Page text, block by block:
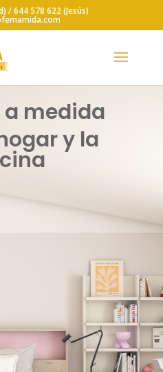
/644 578 622 (Jesús)
a medida
y la